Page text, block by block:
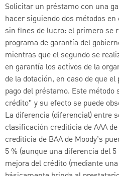
Solicitar un préstamo con una
hacer siguiendo dos métodos
sin fines de lucro: el primero se
programa de garantía del
mientras que el segundo se
en garantía los activos de la
de la dotación, en caso de que
pago del préstamo. Este método
crédito” y su efecto se puede
La diferencia (diferencial) entre
clasificación crediticia de AAA
crediticia de BAA de Moody’s
5 % (aunque una diferencia del
mejora del crédito (mediante